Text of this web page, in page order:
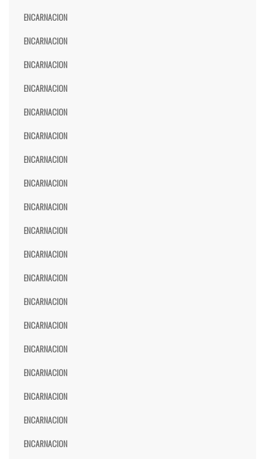
ENCARNACION
ENCARNACION
ENCARNACION
ENCARNACION
ENCARNACION
ENCARNACION
ENCARNACION
ENCARNACION
ENCARNACION
ENCARNACION
ENCARNACION
ENCARNACION
ENCARNACION
ENCARNACION
ENCARNACION
ENCARNACION
ENCARNACION
ENCARNACION
ENCARNACION